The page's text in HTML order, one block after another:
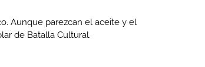
Aunque parezcan el aceite y el
de Batalla Cultural.